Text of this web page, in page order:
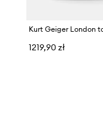
1219,90 zł